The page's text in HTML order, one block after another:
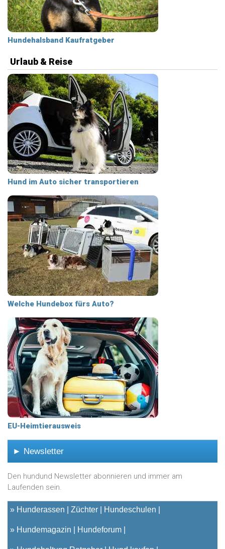
Hundehalsband Kaufratgeber
Urlaub & Reise
Hund im Auto sicher transportieren
Welche Hundebox fürs Auto?
EU-Heimtierausweis
► Newsletter
Den hundund Newsletter abonnieren und immer am
Laufenden sein.
» Hunderassen Züchter Hundeschulen
» Hundemagazin Hundeforum